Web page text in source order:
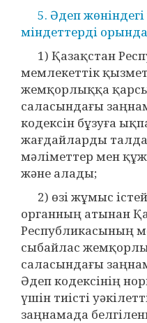
5. Әдеп жөніндегі
міндеттерді
1) Қазақстан
мемлекеттік
жемқорлыққа
саласындағы
кодексін бұзуға
жағдайларды
мәліметтер мен
және алады;
2) өзі жұмыс
органның атынан
Республикасының
сыбайлас
саласындағы
Әдеп кодексінің
үшін тиісті
заңнамада